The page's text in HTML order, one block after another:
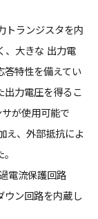
トランジスタを内
、大きな 出力電
答特性を備えてい
出力電圧を得るこ
が使用可能で
え、外部抵抗によ
電流保護回路
ウン回路を内蔵し